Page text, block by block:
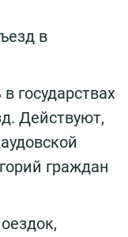
в
государствах
Действуют,
граждан